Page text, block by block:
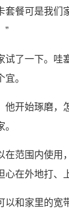
餐可是我们
”
了一下。哇
。
开始琢磨，
范围内使用
在外地打、
和家里的宽